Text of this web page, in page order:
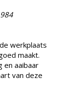
werkplaats
maakt.
en aaibaar
van deze